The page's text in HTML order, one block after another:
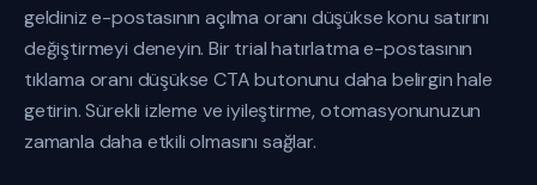
geldiniz e-postasının açılma oranı düşükse konu satırını
değiştirmeyi deneyin. Bir trial hatırlatma e-postasının
tıklama oranı düşükse CTA butonunu daha belirgin hale
getirin. Sürekli izleme ve iyileştirme, otomasyonunuzun
zamanla daha etkili olmasını sağlar.